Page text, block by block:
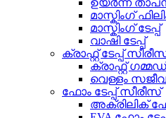
ഉയർന്ന
മാസ്കിംഗ്
മാസ്കിംഗ് ടേപ്പ്
വാഷി ടേപ്പ്
ക്രാഫ്റ്റ് ടേപ്പ്
ക്രാഫ്റ്റ് ഗമ്മഡ്
വെള്ളം
ഫോം ടേപ്പ് സീരീസ്
അക്രിലിക്